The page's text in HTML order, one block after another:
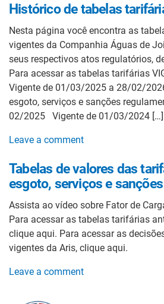
Histórico de tabelas
Nesta página você encontra as
vigentes da Companhia Águas de
seus respectivos atos regulatórios,
Para acessar as tabelas tarifárias
Vigente de 01/03/2025 a 28/02/
esgoto, serviços e sanções
02/2025 Vigente de 01/03/2024 […]
Leave a comment
Tabelas de valores das
esgoto, serviços e
Assista ao vídeo sobre Fator de
Para acessar as tabelas tarifárias
clique aqui. Para acessar as
vigentes da Aris, clique aqui.
Leave a comment